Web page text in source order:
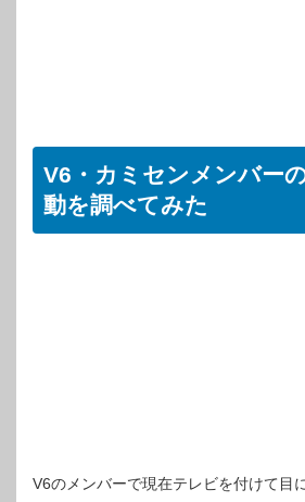
V6・カミセンメンバー
動を調べてみた
V6のメンバーで現在テレビを付けて目